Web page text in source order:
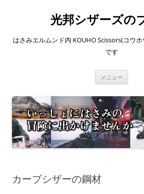
へ
ス
光邦シザーズの
はさみエルムンド内 KOUHO Scissors(コウ
です
メニュー
カーブシザーの鋼材